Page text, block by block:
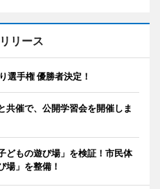
リース
選手権 優勝者決定！
共催で、公開学習会を開催しま
どもの遊び場」を検証！市民体
場」を整備！